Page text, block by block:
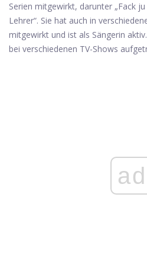
Serien mitgewirkt, darunter „Fack
Lehrer“. Sie hat auch in
mitgewirkt und ist als Sängerin
bei verschiedenen TV-Shows
ad